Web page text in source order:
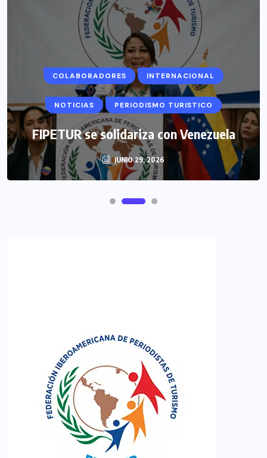
COLABORADORES INTERNACIONAL
NOTICIAS PERIODISMO TURISTICO
FIPETUR se solidariza con Venezuela
JUNIO 29, 2026